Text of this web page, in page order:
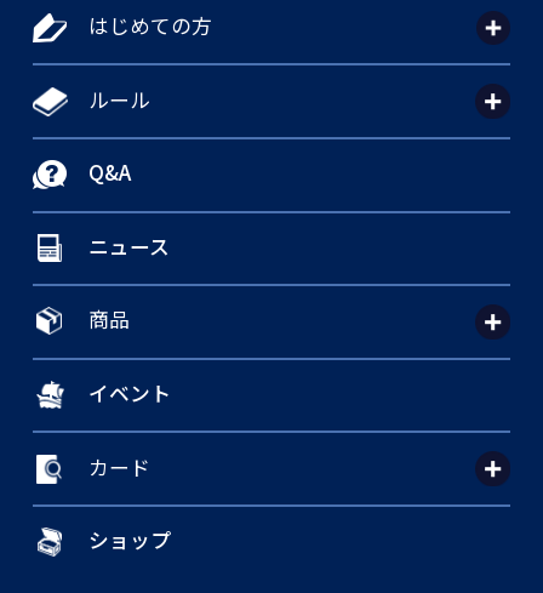
はじめての方
ルール
Q&A
ニュース
商品
イベント
カード
ショップ